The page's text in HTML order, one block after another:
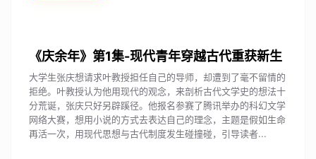
《庆余年》第1集-现代青年穿越古代重获新生
大学生张庆想请求叶教授担任自己的导师，却遭到了毫不留情的
拒绝。叶教授认为他用现代的观念，来剖析古代文学史的想法十
分荒诞，张庆只好另辟蹊径。他报名参赛了腾讯举办的科幻文学
网络大赛，想用小说的方式去表达自己的理念，主题是假如生命
再活一次，用现代思想与古代制度发生碰撞碰，引导读者...